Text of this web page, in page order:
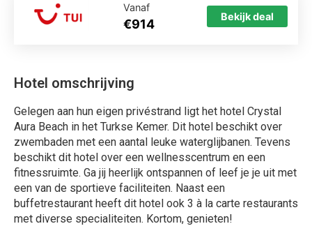
Hotel omschrijving
Gelegen aan hun eigen privéstrand ligt het hotel Crystal
Aura Beach in het Turkse Kemer. Dit hotel beschikt over
zwembaden met een aantal leuke waterglijbanen. Tevens
beschikt dit hotel over een wellnesscentrum en een
fitnessruimte. Ga jij heerlijk ontspannen of leef je je uit met
een van de sportieve faciliteiten. Naast een
buffetrestaurant heeft dit hotel ook 3 à la carte restaurants
met diverse specialiteiten. Kortom, genieten!
Vanaf
€914 Bekijk deal